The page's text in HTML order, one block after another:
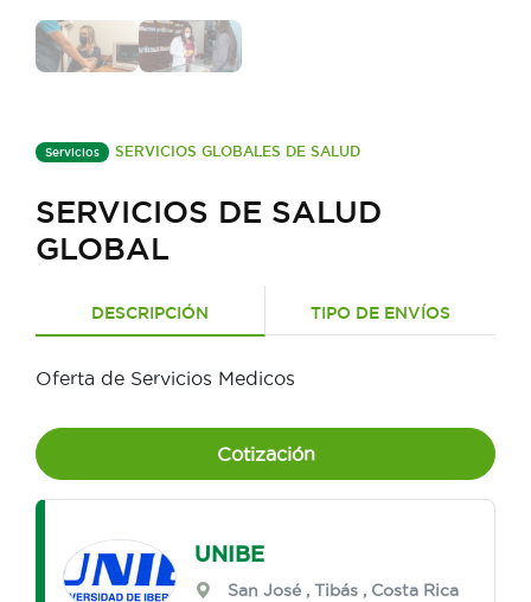
Servicios SERVICIOS GLOBALES DE SALUD
SERVICIOS DE SALUD
GLOBAL
DESCRIPCIÓN TIPO DE ENVÍOS
Oferta de Servicios Medicos
Cotización
UNIBE
San José ,Tibás , Costa Rica